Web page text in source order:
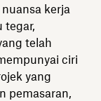
kerja
tegar,
telah
ciri
yang
pemasaran,